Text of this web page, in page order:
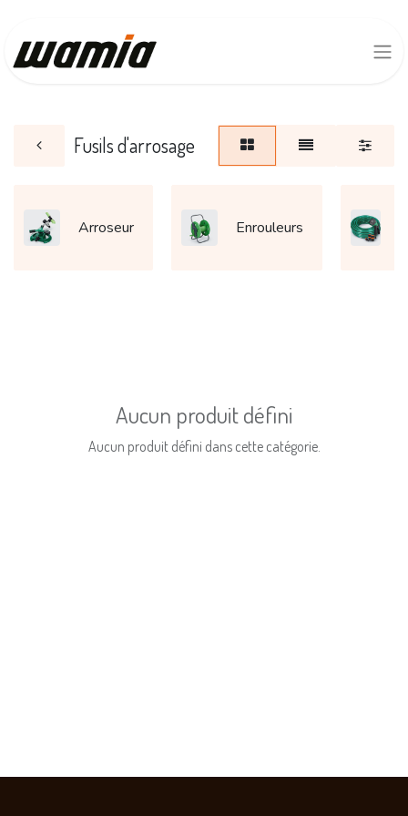
Fusils d'arrosage
Arroseur Enrouleurs
Aucun produit défini
Aucun produit défini dans cette catégorie.